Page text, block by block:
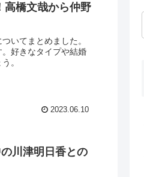
して好きなものや趣味
高橋文哉から仲野
いてまとめました。
好きなタイプや結婚
。
2023.06.10
川津明日香との